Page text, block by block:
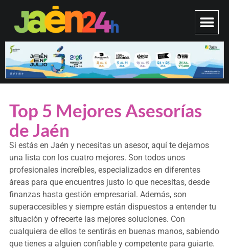
Top 5 Mejores Asesorías
de Jaén
Si estás en Jaén y necesitas un asesor, aquí te dejamos
una lista con los cuatro mejores. Son todos unos
profesionales increíbles, especializados en diferentes
áreas para que encuentres justo lo que necesitas, desde
finanzas hasta gestión empresarial. Además, son
superaccesibles y siempre están dispuestos a entender tu
situación y ofrecerte las mejores soluciones. Con
cualquiera de ellos te sentirás en buenas manos, sabiendo
que tienes a alguien confiable y competente para guiarte.